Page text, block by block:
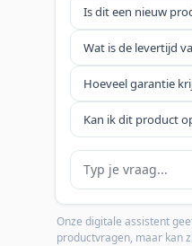
Is dit een nieuw
Wat is de levertijd
Hoeveel garantie
Kan ik dit product
Je vraag
Onze digitale assistent
productvragen, maar kan